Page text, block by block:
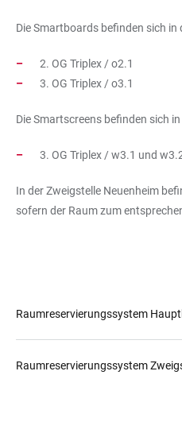
Die Smartboards befinden sich
2. OG Triplex / o2.1
3. OG Triplex / o3.1
Die Smartscreens befinden sich
3. OG Triplex / w3.1 und
In der Zweigstelle Neuenheim
sofern der Raum zum
Raumreservierungssystem
Raumreservierungssystem